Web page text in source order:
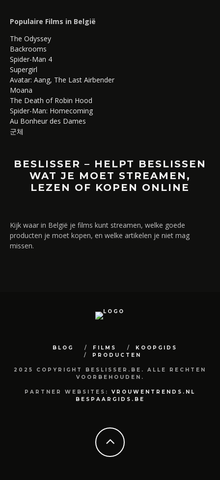
Populaire Films in België
The Odyssey
Backrooms
Spider-Man 4
Supergirl
Avatar: Aang, The Last Airbender
Moana
The Death of Robin Hood
Spider-Man: Homecoming
Au Bonheur des Dames
군체
BESLISSER – HELPT BESLISSEN
WAT JE MOET STREAMEN,
LEZEN OF KOPEN ONLINE
Kijk waar in België je films kunt streamen, welke goede
producten je moet kopen, en welke artikelen je niet mag
missen.
BLOG FILMS
KOOPGIDS
PRODUCTEN
2025 COPYRIGHT BESLISSER.BE. ALLE RECHTEN
VOORBEHOUDEN.
PARTNER WEBSITES: VROUWENTRENDS.NL
BESPAARGIDS.BE